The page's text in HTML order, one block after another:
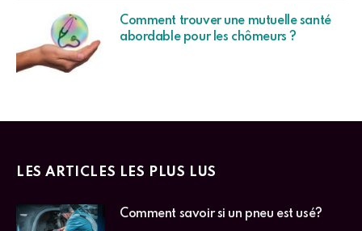
Comment trouver une mutuelle santé
abordable pour les chômeurs ?
LES ARTICLES LES PLUS LUS
Comment savoir si un pneu est usé?